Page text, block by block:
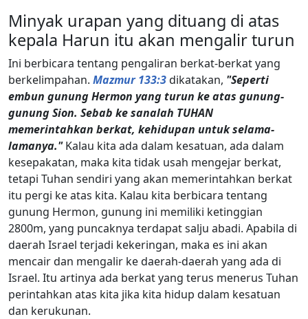
Minyak urapan yang dituang di atas
kepala Harun itu akan mengalir turun
Ini berbicara tentang pengaliran berkat-berkat yang
berkelimpahan. Mazmur 133:3dikatakan, "Seperti
embun gunung Hermon yang turun ke atas gunung-
gunung Sion. Sebab ke sanalah TUHAN
memerintahkan berkat, kehidupan untuk selama-
lamanya."Kalau kita ada dalam kesatuan, ada dalam
kesepakatan, maka kita tidak usah mengejar berkat,
tetapi Tuhan sendiri yang akan memerintahkan berkat
itu pergi ke atas kita. Kalau kita berbicara tentang
gunung Hermon, gunung ini memiliki ketinggian
2800m, yang puncaknya terdapat salju abadi. Apabila di
daerah Israel terjadi kekeringan, maka es ini akan
mencair dan mengalir ke daerah-daerah yang ada di
Israel. Itu artinya ada berkat yang terus menerus Tuhan
perintahkan atas kita jika kita hidup dalam kesatuan
dan kerukunan.